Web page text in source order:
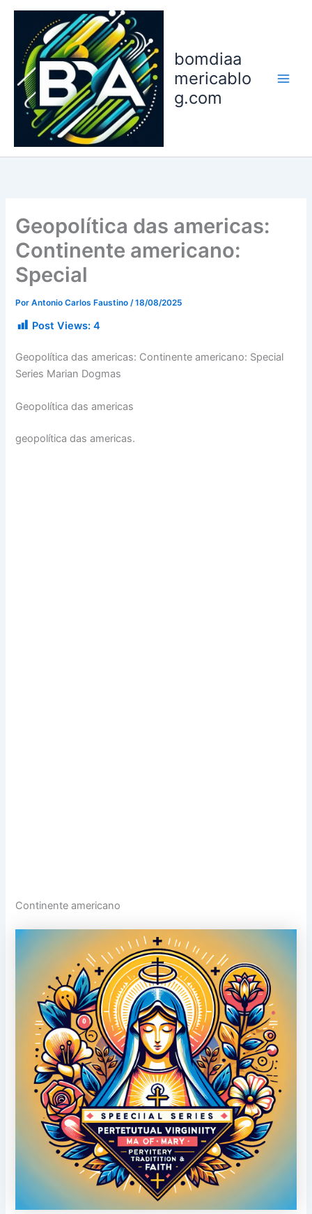
conteúdo
bomdiaa
mericablo
g.com
Geopolítica das americas:
Continente americano:
Special
PorAntonio Carlos Faustino /18/08/2025
Post Views: 4
Geopolítica das americas: Continente americano: Special
Series Marian Dogmas
Geopolítica das americas
geopolítica das americas.
Continente americano